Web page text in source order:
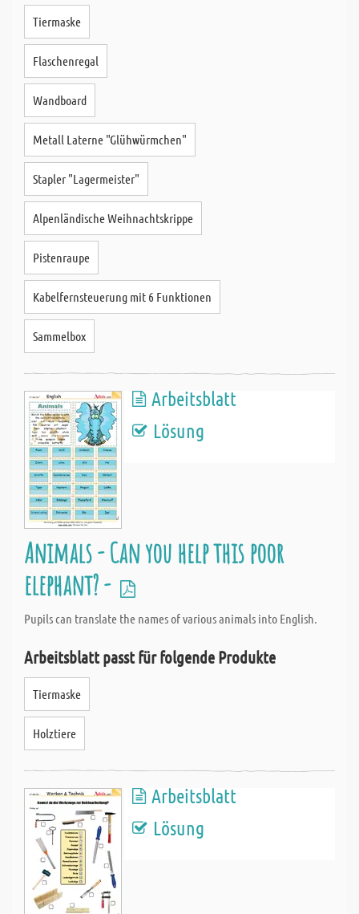
Tiermaske
Flaschenregal
Wandboard
Metall Laterne "Glühwürmchen"
Stapler "Lagermeister"
Alpenländische Weihnachtskrippe
Pistenraupe
Kabelfernsteuerung mit 6 Funktionen
Sammelbox
Arbeitsblatt
Lösung
Animals - Can you help this poor
elephant? -
Pupils can translate the names of various animals into English.
Arbeitsblatt passt für folgende Produkte
Tiermaske
Holztiere
Arbeitsblatt
Lösung